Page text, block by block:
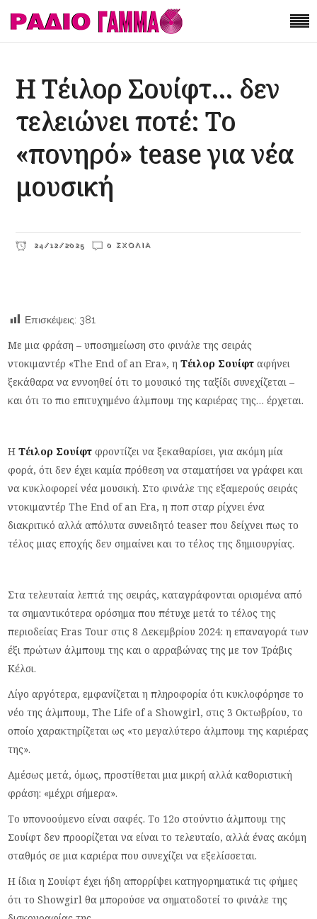
Η Τέιλορ Σουίφτ… δεν
τελειώνει ποτέ: Tο
«πονηρό» tease για νέα
μουσική
24/12/2025 0 ΣΧΌΛΙΑ
Επισκέψεις: 381
Με μια φράση – υποσημείωση στο φινάλε της σειράς
ντοκιμαντέρ «The End of an Era», ηΤέιλορ Σουίφτ αφήνει
ξεκάθαρα να εννοηθεί ότι το μουσικό της ταξίδι συνεχίζεται –
και ότι το πιο επιτυχημένο άλμπουμ της καριέρας της… έρχεται.
ΗΤέιλορ Σουίφτ φροντίζει να ξεκαθαρίσει, για ακόμη μία
φορά, ότι δεν έχει καμία πρόθεση να σταματήσει να γράφει και
να κυκλοφορεί νέα μουσική. Στο φινάλε της εξαμερούς σειράς
ντοκιμαντέρ The End of an Era, η ποπ σταρ ρίχνει ένα
διακριτικό αλλά απόλυτα συνειδητό teaser που δείχνει πως το
τέλος μιας εποχής δεν σημαίνει και το τέλος της δημιουργίας.
Στα τελευταία λεπτά της σειράς, καταγράφονται ορισμένα από
τα σημαντικότερα ορόσημα που πέτυχε μετά το τέλος της
περιοδείας Eras Tour στις 8 Δεκεμβρίου 2024: η επαναγορά των
έξι πρώτων άλμπουμ της και ο αρραβώνας της με τον Τράβις
Κέλσι.
Λίγο αργότερα, εμφανίζεται η πληροφορία ότι κυκλοφόρησε το
νέο της άλμπουμ, The Life of a Showgirl, στις 3 Οκτωβρίου, το
οποίο χαρακτηρίζεται ως «το μεγαλύτερο άλμπουμ της καριέρας
της».
Αμέσως μετά, όμως, προστίθεται μια μικρή αλλά καθοριστική
φράση: «μέχρι σήμερα».
Το υπονοούμενο είναι σαφές. Το 12ο στούντιο άλμπουμ της
Σουίφτ δεν προορίζεται να είναι το τελευταίο, αλλά ένας ακόμη
σταθμός σε μια καριέρα που συνεχίζει να εξελίσσεται.
Η ίδια η Σουίφτ έχει ήδη απορρίψει κατηγορηματικά τις φήμες
ότι το Showgirl θα μπορούσε να σηματοδοτεί το φινάλε της